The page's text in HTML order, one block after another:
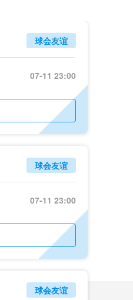
球会友谊
07-11 23:00
球会友谊
07-11 23:00
球会友谊